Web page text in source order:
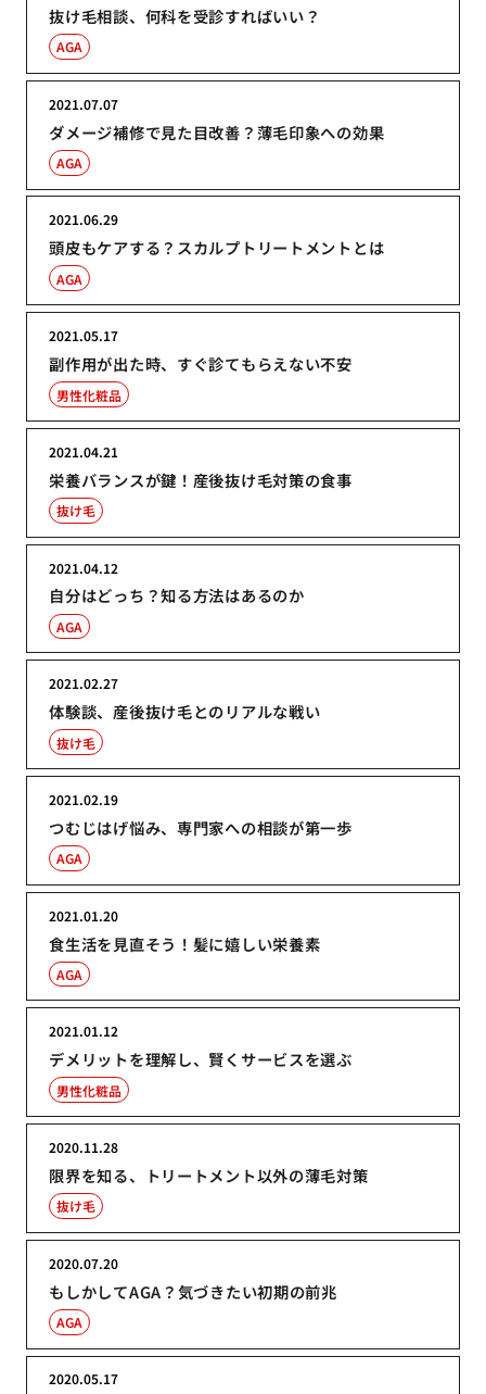
抜け毛相談、何科を受診すればいい？
AGA
ダメージ補修で見た目改善？薄毛印象への効果
2021.07.07
AGA
頭皮もケアする？スカルプトリートメントとは
2021.06.29
AGA
副作用が出た時、すぐ診てもらえない不安
2021.05.17
男性化粧品
栄養バランスが鍵！産後抜け毛対策の食事
2021.04.21
抜け毛
自分はどっち？知る方法はあるのか
2021.04.12
AGA
体験談、産後抜け毛とのリアルな戦い
2021.02.27
抜け毛
つむじはげ悩み、専門家への相談が第一歩
2021.02.19
AGA
食生活を見直そう！髪に嬉しい栄養素
2021.01.20
AGA
デメリットを理解し、賢くサービスを選ぶ
2021.01.12
男性化粧品
限界を知る、トリートメント以外の薄毛対策
2020.11.28
抜け毛
もしかしてAGA？気づきたい初期の前兆
2020.07.20
AGA
2020.05.17